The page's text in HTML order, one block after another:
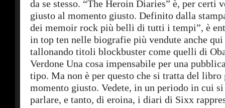
da se stesso. “The Heroin Diaries” è, per certi
giusto al momento giusto. Definito dalla
dei memoir rock più belli di tutti i tempi”, è
in top ten nelle biografie più vendute anche
tallonando titoli blockbuster come quelli di
Verdone Una cosa impensabile per una
tipo. Ma non è per questo che si tratta del libro
momento giusto. Vedete, in un periodo in cui
parlare, e tanto, di eroina, i diari di Sixx